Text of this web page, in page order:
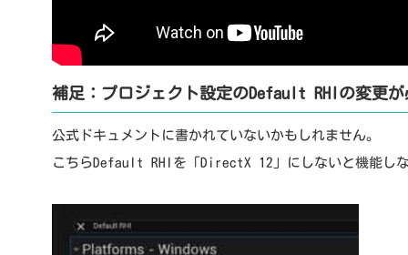
補足：プロジェクト設定のDefault RHIの変更が
公式ドキュメントに書かれていないかもしれません。
こちらDefault RHIを「DirectX 12」にしないと機能し